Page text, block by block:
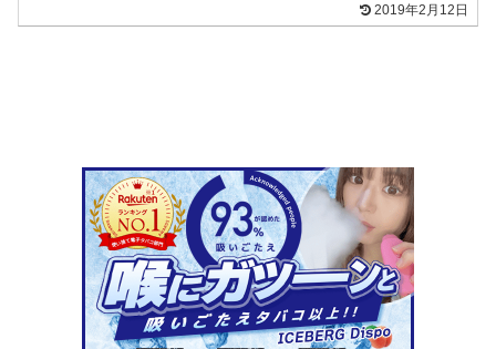
2019年2月12日